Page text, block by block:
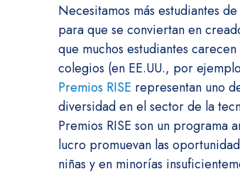
Necesitamos más estudiantes
para que se conviertan en
que muchos estudiantes
colegios (en EE.UU., por
Premios RISE representan uno
diversidad en el sector de la
Premios RISE son un programa
lucro promuevan las
niñas y en minorías